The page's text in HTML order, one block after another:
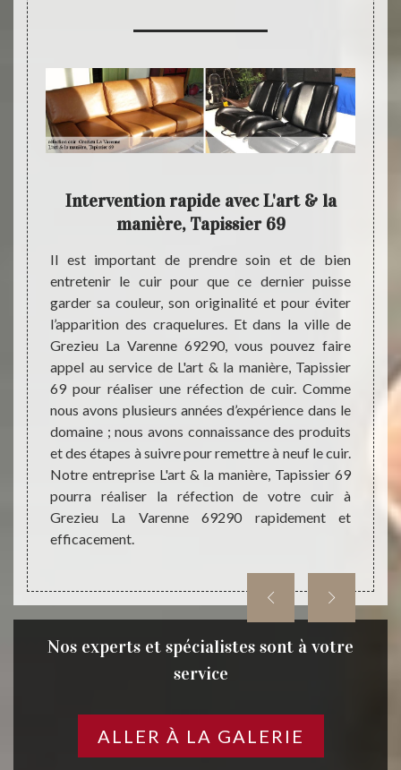
un
;
69
cuir
sont
des
& la
cuir
sera
Intervention rapide avec L'art & la
manière, Tapissier 69
Il est important de prendre soin et de bien
entretenir le cuir pour que ce dernier puisse
garder sa couleur, son originalité et pour éviter
l’apparition des craquelures. Et dans la ville de
Grezieu La Varenne 69290, vous pouvez faire
appel au service de L'art & la manière, Tapissier
69 pour réaliser une réfection de cuir. Comme
nous avons plusieurs années d’expérience dans le
domaine ; nous avons connaissance des produits
et des étapes à suivre pour remettre à neuf le cuir.
Notre entreprise L'art & la manière, Tapissier 69
pourra réaliser la réfection de votre cuir à
Grezieu La Varenne 69290 rapidement et
efficacement.
de
vous
la
Nos experts et spécialistes sont à votre
service
ALLER À LA GALERIE